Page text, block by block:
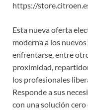
https://
Esta nueva oferta
moderna a los
enfrentarse, entre
proximidad,
los profesionales
Responde a sus
con una solución